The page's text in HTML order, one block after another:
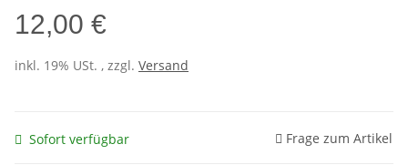
12,00 €
inkl. 19% USt. , zzgl. Versand
Sofort verfügbar Frage zum Artikel